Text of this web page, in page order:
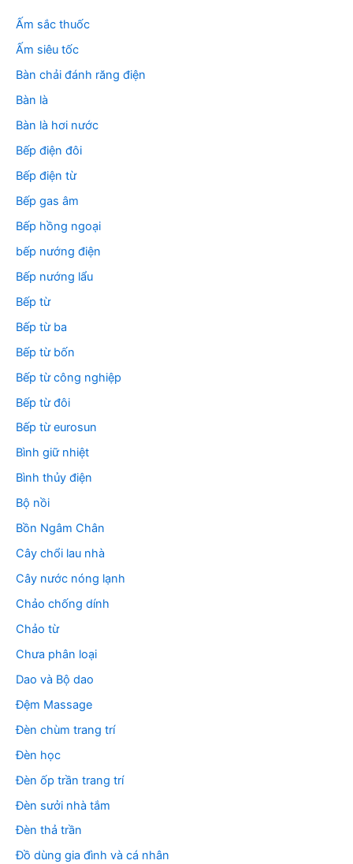
m
Ấm sắc thuốc
Ấm siêu tốc
Bàn chải đánh răng điện
Bàn là
Bàn là hơi nước
Bếp điện đôi
Bếp điện từ
Bếp gas âm
Bếp hồng ngoại
bếp nướng điện
Bếp nướng lẩu
Bếp từ
Bếp từ ba
Bếp từ bốn
Bếp từ công nghiệp
Bếp từ đôi
Bếp từ eurosun
Bình giữ nhiệt
Bình thủy điện
Bộ nồi
Bồn Ngâm Chân
Cây chổi lau nhà
Cây nước nóng lạnh
Chảo chống dính
Chảo từ
Chưa phân loại
Dao và Bộ dao
Đệm Massage
Đèn chùm trang trí
Đèn học
Đèn ốp trần trang trí
Đèn sưởi nhà tắm
Đèn thả trần
Đồ dùng gia đình và cá nhân